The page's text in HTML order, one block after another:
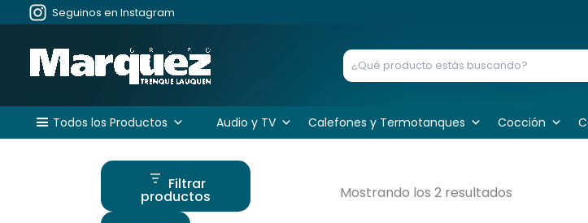
al
contenido
Seguinos en Instagram
Todos los Productos Audio y TV Calefones y Termotanques Cocción
Secadores
Filtrar
productos Mostrando los 2 resultados